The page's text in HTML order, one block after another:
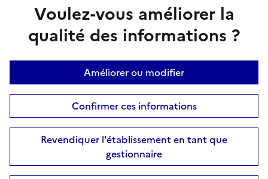
Voulez-vous améliorer la
qualité des informations ?
Améliorer ou modifier
Confirmer ces informations
Revendiquer l'établissement en tant que
gestionnaire